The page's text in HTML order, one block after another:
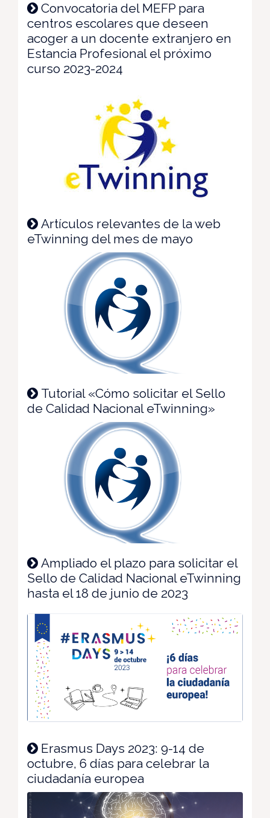
Convocatoria del MEFP para
centros escolares que deseen
acoger a un docente extranjero en
Estancia Profesional el próximo
curso 2023-2024
Artículos relevantes de la web
eTwinning del mes de mayo
Tutorial «Cómo solicitar el Sello
de Calidad Nacional eTwinning»
Ampliado el plazo para solicitar el
Sello de Calidad Nacional eTwinning
hasta el 18 de junio de 2023
Erasmus Days 2023: 9-14 de
octubre, 6 días para celebrar la
ciudadanía europea